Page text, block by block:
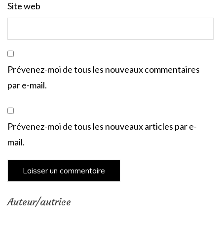
Site web
Prévenez-moi de tous les nouveaux commentaires
par e-mail.
Prévenez-moi de tous les nouveaux articles par e-
mail.
Auteur/autrice